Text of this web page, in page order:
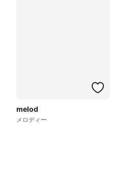
melod
メロディー